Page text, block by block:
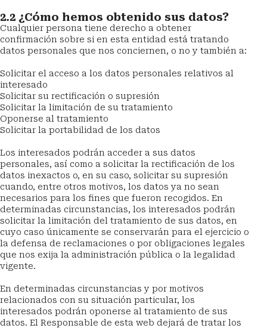
2.2 ¿Cómo hemos obtenido sus datos?
Cualquier persona tiene derecho a obtener
confirmación sobre si en esta entidad está tratando
datos personales que nos conciernen, o no y también a:
Solicitar el acceso a los datos personales relativos al
interesado
Solicitar su rectificación o supresión
Solicitar la limitación de su tratamiento
Oponerse al tratamiento
Solicitar la portabilidad de los datos
Los interesados podrán acceder a sus datos
personales, así como a solicitar la rectificación de los
datos inexactos o, en su caso, solicitar su supresión
cuando, entre otros motivos, los datos ya no sean
necesarios para los fines que fueron recogidos. En
determinadas circunstancias, los interesados podrán
solicitar la limitación del tratamiento de sus datos, en
cuyo caso únicamente se conservarán para el ejercicio o
la defensa de reclamaciones o por obligaciones legales
que nos exija la administración pública o la legalidad
vigente.
En determinadas circunstancias y por motivos
relacionados con su situación particular, los
interesados podrán oponerse al tratamiento de sus
datos. El Responsable de esta web dejará de tratar los